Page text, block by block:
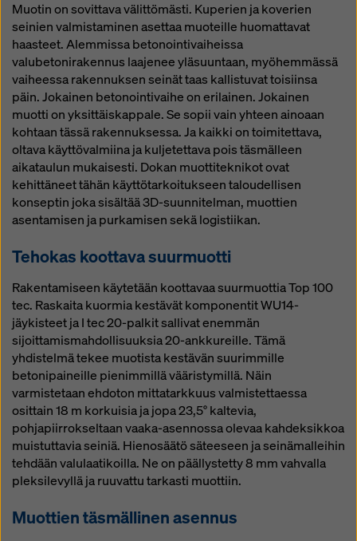
Muotin on sovittava välittömästi. Kuperien ja koverien
seinien valmistaminen asettaa muoteille huomattavat
haasteet. Alemmissa betonointivaiheissa
valubetonirakennus laajenee yläsuuntaan, myöhemmässä
vaiheessa rakennuksen seinät taas kallistuvat toisiinsa
päin. Jokainen betonointivaihe on erilainen. Jokainen
muotti on yksittäiskappale. Se sopii vain yhteen ainoaan
kohtaan tässä rakennuksessa. Ja kaikki on toimitettava,
oltava käyttövalmiina ja kuljetettava pois täsmälleen
aikataulun mukaisesti. Dokan muottiteknikot ovat
kehittäneet tähän käyttötarkoitukseen taloudellisen
konseptin joka sisältää 3D-suunnitelman, muottien
asentamisen ja purkamisen sekä logistiikan.
Tehokas koottava suurmuotti
Rakentamiseen käytetään koottavaa suurmuottia Top 100
tec. Raskaita kuormia kestävät komponentit WU14-
jäykisteet ja I tec 20-palkit sallivat enemmän
sijoittamismahdollisuuksia 20-ankkureille. Tämä
yhdistelmä tekee muotista kestävän suurimmille
betonipaineille pienimmillä vääristymillä. Näin
varmistetaan ehdoton mittatarkkuus valmistettaessa
osittain 18 m korkuisia ja jopa 23,5° kaltevia,
pohjapiirrokseltaan vaaka-asennossa olevaa kahdeksikkoa
muistuttavia seiniä. Hienosäätö säteeseen ja seinämalleihin
tehdään valulaatikoilla. Ne on päällystetty 8 mm vahvalla
pleksilevyllä ja ruuvattu tarkasti muottiin.
Muottien täsmällinen asennus